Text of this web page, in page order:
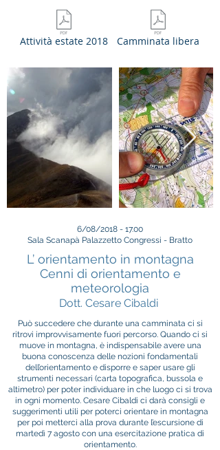
6/08/2018 - 17.00
Sala Scanapà Palazzetto Congressi - Bratto
L’ orientamento in montagna
Cenni di orientamento e
meteorologia
Dott. Cesare Cibaldi
Può succedere che durante una camminata ci si
ritrovi improvvisamente fuori percorso. Quando ci si
muove in montagna, è indispensabile avere una
buona conoscenza delle nozioni fondamentali
dell’orientamento e disporre e saper usare gli
strumenti necessari (carta topografica, bussola e
altimetro) per poter individuare in che luogo ci si trova
in ogni momento. Cesare Cibaldi ci darà consigli e
suggerimenti utili per poterci orientare in montagna
per poi metterci alla prova durante l’escursione di
martedì 7 agosto con una esercitazione pratica di
orientamento.
Attività estate 2018 Camminata libera